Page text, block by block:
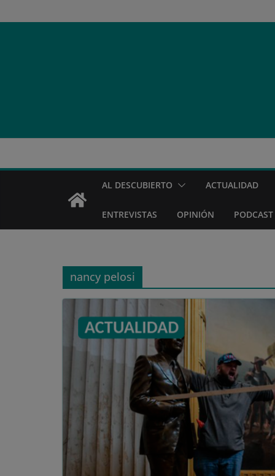
al
AL DESCUBIERTO ACTUALIDAD
ENTREVISTAS OPINIÓN PODCAST
nancy pelosi